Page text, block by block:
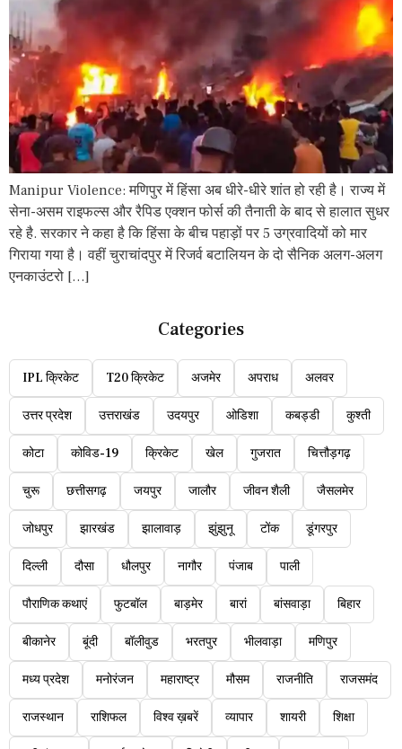
Manipur Violence: मणिपुर में हिंसा अब धीरे-धीरे शांत हो रही है। राज्य में
सेना-असम राइफल्स और रैपिड एक्शन फोर्स की तैनाती के बाद से हालात सुधर
रहे है. सरकार ने कहा है कि हिंसा के बीच पहाड़ों पर 5 उग्रवादियों को मार
गिराया गया है। वहीं चुराचांदपुर में रिजर्व बटालियन के दो सैनिक अलग-अलग
एनकाउंटरो […]
Categories
IPL क्रिकेट T20 क्रिकेट अजमेर अपराध अलवर
उत्तर प्रदेश उत्तराखंड उदयपुर ओडिशा कबड्डी कुश्ती
कोटा कोविड-19 क्रिकेट खेल गुजरात चित्तौड़गढ़
चुरू छत्तीसगढ़ जयपुर जालौर जीवन शैली जैसलमेर
जोधपुर झारखंड झालावाड़ झुंझुनू टोंक डूंगरपुर
दिल्ली दौसा धौलपुर नागौर पंजाब पाली
पौराणिक कथाएं फुटबॉल बाड़मेर बारां बांसवाड़ा बिहार
बीकानेर बूंदी बॉलीवुड भरतपुर भीलवाड़ा मणिपुर
मध्य प्रदेश मनोरंजन महाराष्ट्र मौसम राजनीति राजसमंद
राजस्थान राशिफल विश्व ख़बरें व्यापार शायरी शिक्षा